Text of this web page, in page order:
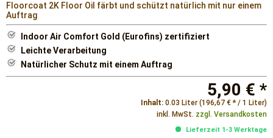
Floorcoat 2K Floor Oil färbt und schützt natürlich mit nur einem
Auftrag
Indoor Air Comfort Gold (Eurofins) zertifiziert
Leichte Verarbeitung
Natürlicher Schutz mit einem Auftrag
5,90 € *
Inhalt: 0.03 Liter (196,67 € * / 1 Liter)
inkl. MwSt. zzgl. Versandkosten
Lieferzeit 1-3 Werktage